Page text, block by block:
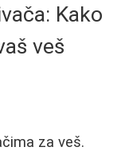
Kako
veš
za veš.